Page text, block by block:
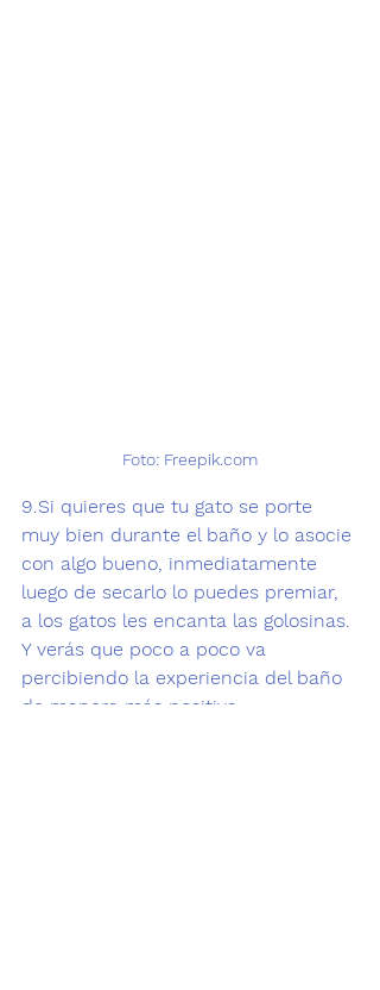
Foto: Freepik.com
9.Si quieres que tu gato se porte
muy bien durante el baño y lo asocie
con algo bueno, inmediatamente
luego de secarlo lo puedes premiar,
a los gatos les encanta las golosinas.
Y verás que poco a poco va
percibiendo la experiencia del baño
de manera más positiva.